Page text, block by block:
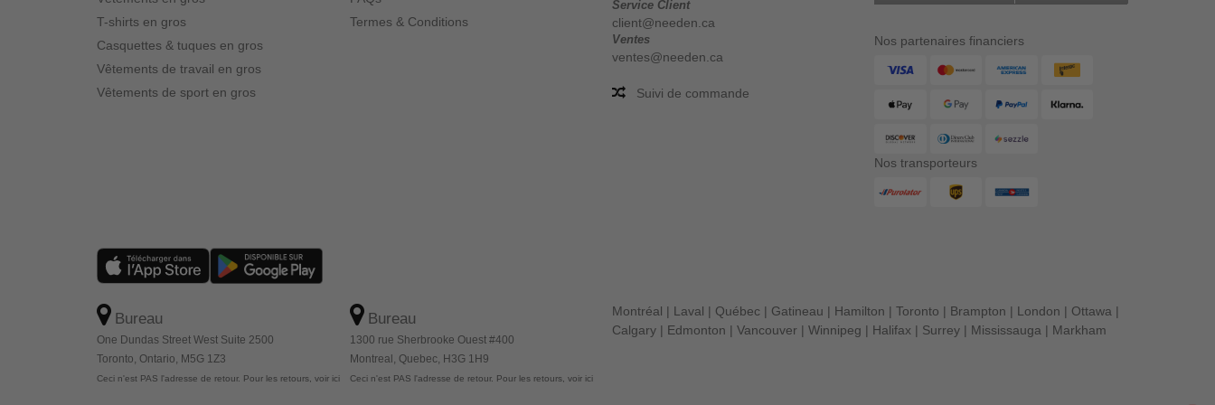
T-shirts en gros
Casquettes & tuques en gros
Vêtements de travail en gros
Vêtements de sport en gros
Termes & Conditions
Service Client
client@needen.ca
Ventes
ventes@needen.ca
Suivi de commande
Nos partenaires financiers
Nos transporteurs
Bureau
One Dundas Street West Suite 2500
Toronto, Ontario, M5G 1Z3
Ceci n'est PAS l'adresse de retour. Pour les retours, voir ici
Bureau
1300 rue Sherbrooke Ouest #400
Montreal, Quebec, H3G 1H9
Ceci n'est PAS l'adresse de retour. Pour les retours, voir ici
Montréal | Laval | Québec | Gatineau | Hamilton | Toronto | Brampton | London | Ottawa |
Calgary | Edmonton | Vancouver | Winnipeg | Halifax | Surrey | Mississauga | Markham